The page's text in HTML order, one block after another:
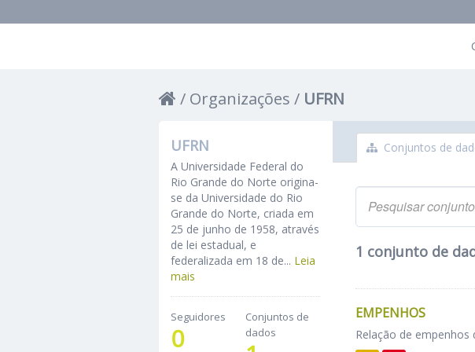
Organizações UFRN
Conjuntos de
1 conjunto de
EMPENHOS
Relação de empenhos
UFRN
A Universidade Federal do
Rio Grande do Norte origina-
se da Universidade do Rio
Grande do Norte, criada em
25 de junho de 1958, através
de lei estadual, e
federalizada em 18 de... Leia
mais
Seguidores
0
Conjuntos de
dados